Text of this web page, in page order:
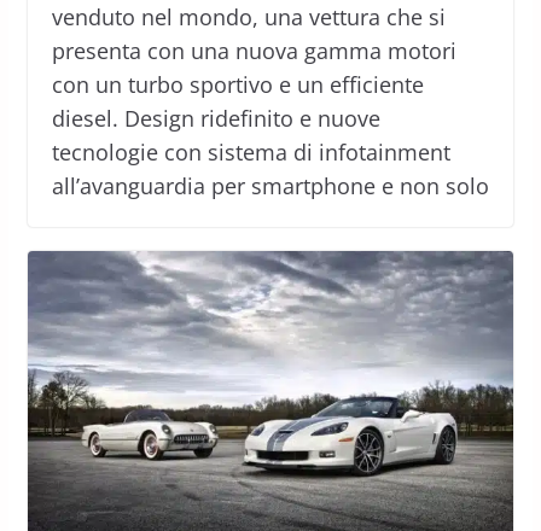
venduto nel mondo, una vettura che si
presenta con una nuova gamma motori
con un turbo sportivo e un efficiente
diesel. Design ridefinito e nuove
tecnologie con sistema di infotainment
all’avanguardia per smartphone e non solo